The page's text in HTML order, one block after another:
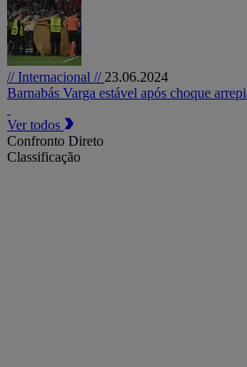
// Internacional // 23.06.2024
Barnabás Varga estável após choque
Ver todos
Confronto Direto
Classificação